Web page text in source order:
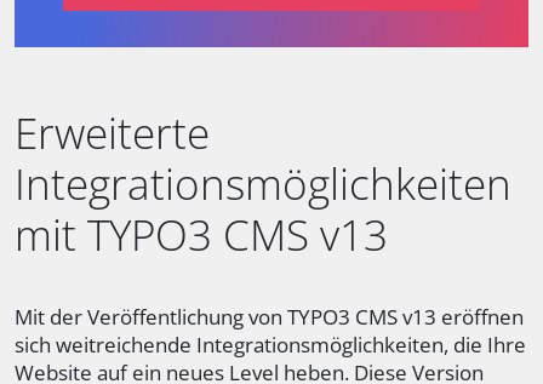
Erweiterte
Integrationsmöglichkeiten
mit TYPO3 CMS v13
Mit der Veröffentlichung von TYPO3 CMS v13 eröffnen
sich weitreichende Integrationsmöglichkeiten, die Ihre
Website auf ein neues Level heben. Diese Version